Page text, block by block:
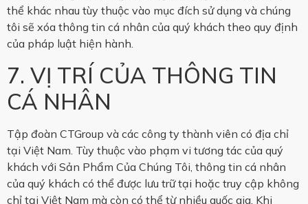
thể khác nhau tùy thuộc vào mục đích sử dụng và chúng
tôi sẽ xóa thông tin cá nhân của quý khách theo quy định
của pháp luật hiện hành.
7. VỊ TRÍ CỦA THÔNG TIN
CÁ NHÂN
Tập đoàn CTGroup và các công ty thành viên có địa chỉ
tại Việt Nam. Tùy thuộc vào phạm vi tương tác của quý
khách với Sản Phẩm Của Chúng Tôi, thông tin cá nhân
của quý khách có thể được lưu trữ tại hoặc truy cập không
chỉ tại Việt Nam mà còn có thể từ nhiều quốc gia, Khi